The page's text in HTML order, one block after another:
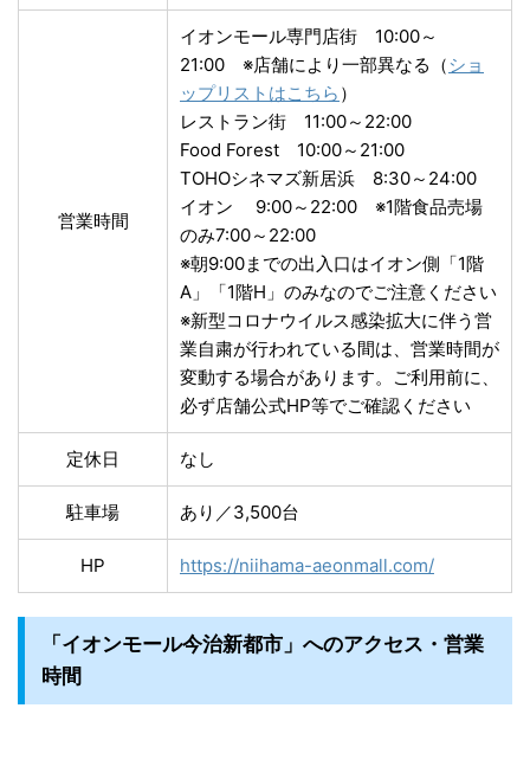
営業時間
イオンモール専門店街 10:00～
21:00 ※店舗により一部異なる（ショ
ップリストはこちら ）
レストラン街 11:00～22:00
Food Forest 10:00～21:00
TOHOシネマズ新居浜 8:30～24:00
イオン 9:00～22:00 ※1階食品売場
のみ7:00～22:00
※朝9:00までの出入口はイオン側「1階
A」「1階H」のみなのでご注意ください
※新型コロナウイルス感染拡大に伴う営
業自粛が行われている間は、営業時間が
変動する場合があります。ご利用前に、
必ず店舗公式HP等でご確認ください
定休日 なし
駐車場 あり／3,500台
HP https://niihama-aeonmall.com/
「イオンモール今治新都市」へのアクセス・営業
時間